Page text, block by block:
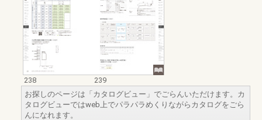
238
239
お探しのページは「カタログビュー」でごらんいただけます。カ
タログビューではweb上でパラパラめくりながらカタログをごら
んになれます。